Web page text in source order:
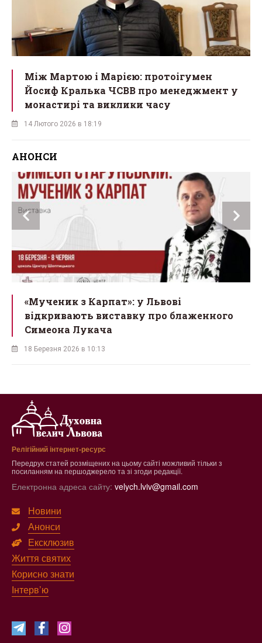
Між Мартою і Марією: протоігумен
Йосиф Кралька ЧСВВ про менеджмент у
монастирі та виклики часу
14 Лютого 2026 в 18:19
АНОНСИ
«Мученик з Карпат»: у Львові
відкривають виставку про блаженного
Симеона Лукача
18 Березня 2026 в 10:13
Релігійний інтернет-ресурс
Передрук статей розміщених на цьому сайті можливий тільки з
посиланням на першоджерело та зі згоди редакції.
Електронна адреса сайту: velych.lviv@gmail.com
Новини
Анонси
Ексклюзив
Життя святих
Корисно знати
Інтерв’ю